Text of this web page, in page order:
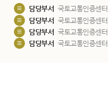
담당부서 국토교통인증센터
담당부서 국토교통인증센터
담당부서 국토교통인증센터
담당부서 국토교통인증센터